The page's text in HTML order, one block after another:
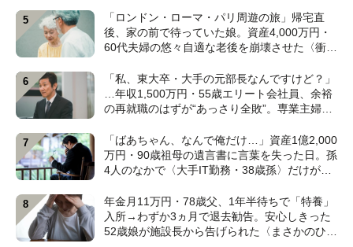
「ロンドン・ローマ・パリ周遊の旅」帰宅直
後、家の前で待っていた娘。資産4,000万円・
60代夫婦の悠々自適な老後を崩壊させた〈衝撃
「私、東大卒・大手の元部長なんですけど？」
…年収1,500万円・55歳エリート会社員、余裕
の再就職のはずが“あっさり全敗”。専業主婦の
【CFPの助言】
「ばあちゃん、なんで俺だけ…」資産1億2,000
万円・90歳祖母の遺言書に言葉を失った日。孫
4人のなかで〈大手IT勤務・38歳孫〉だけが遺
年金月11万円・78歳父、1年半待ちで「特養」
入所→わずか3ヵ月で退去勧告。安心しきった
52歳娘が施設長から告げられた〈まさかのひと